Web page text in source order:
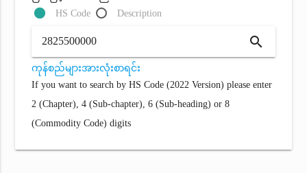
HS Code
Description
search
ကုန်စည်များအားလုံးစာရင်း
If you want to search by HS Code (2022 Version) please enter
2 (Chapter), 4 (Sub-chapter), 6 (Sub-heading) or 8
(Commodity Code) digits